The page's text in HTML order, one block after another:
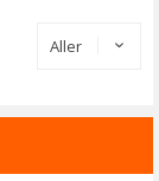
Aller